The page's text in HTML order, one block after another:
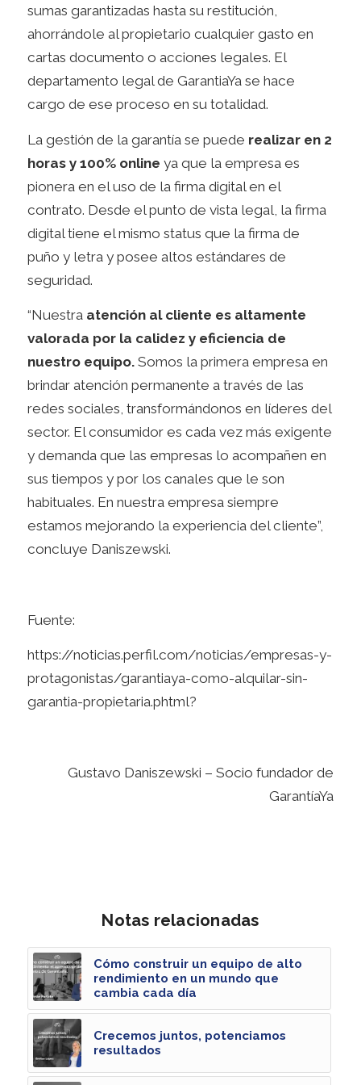
sumas garantizadas hasta su restitución,
ahorrándole al propietario cualquier gasto en
cartas documento o acciones legales. El
departamento legal de GarantiaYa se hace
cargo de ese proceso en su totalidad.
La gestión de la garantía se puede realizar en 2
horas y 100% online ya que la empresa es
pionera en el uso de la firma digital en el
contrato. Desde el punto de vista legal, la firma
digital tiene el mismo status que la firma de
puño y letra y posee altos estándares de
seguridad.
“Nuestra atención al cliente es altamente
valorada por la calidez y eficiencia de
nuestro equipo.Somos la primera empresa en
brindar atención permanente a través de las
redes sociales, transformándonos en líderes del
sector. El consumidor es cada vez más exigente
y demanda que las empresas lo acompañen en
sus tiempos y por los canales que le son
habituales. En nuestra empresa siempre
estamos mejorando la experiencia del cliente”,
concluye Daniszewski.
Fuente:
https://noticias.perfil.com/noticias/empresas-y-
protagonistas/garantiaya-como-alquilar-sin-
garantia-propietaria.phtml?
Gustavo Daniszewski – Socio fundador de
GarantíaYa
Notas relacionadas
Cómo construir un equipo de alto
rendimiento en un mundo que
cambia cada día
Crecemos juntos, potenciamos
resultados